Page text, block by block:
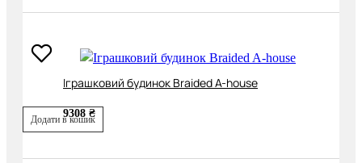
Іграшковий будинок Braided A-house
9308 ₴
Додати в кошик